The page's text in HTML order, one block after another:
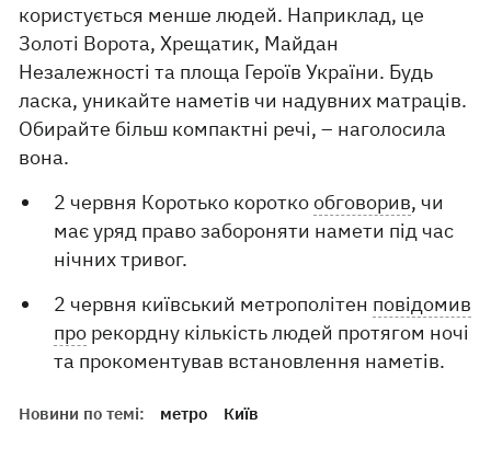
користується менше людей. Наприклад, це
Золоті Ворота, Хрещатик, Майдан
Незалежності та площа Героїв України. Будь
ласка, уникайте наметів чи надувних матраців.
Обирайте більш компактні речі, – наголосила
вона.
2 червня Коротько короткообговорив, чи
має уряд право забороняти намети під час
нічних тривог.
2 червня київський метрополітен повідомив
про рекордну кількість людей протягом ночі
та прокоментував встановлення наметів.
Новини по темі: метро Київ